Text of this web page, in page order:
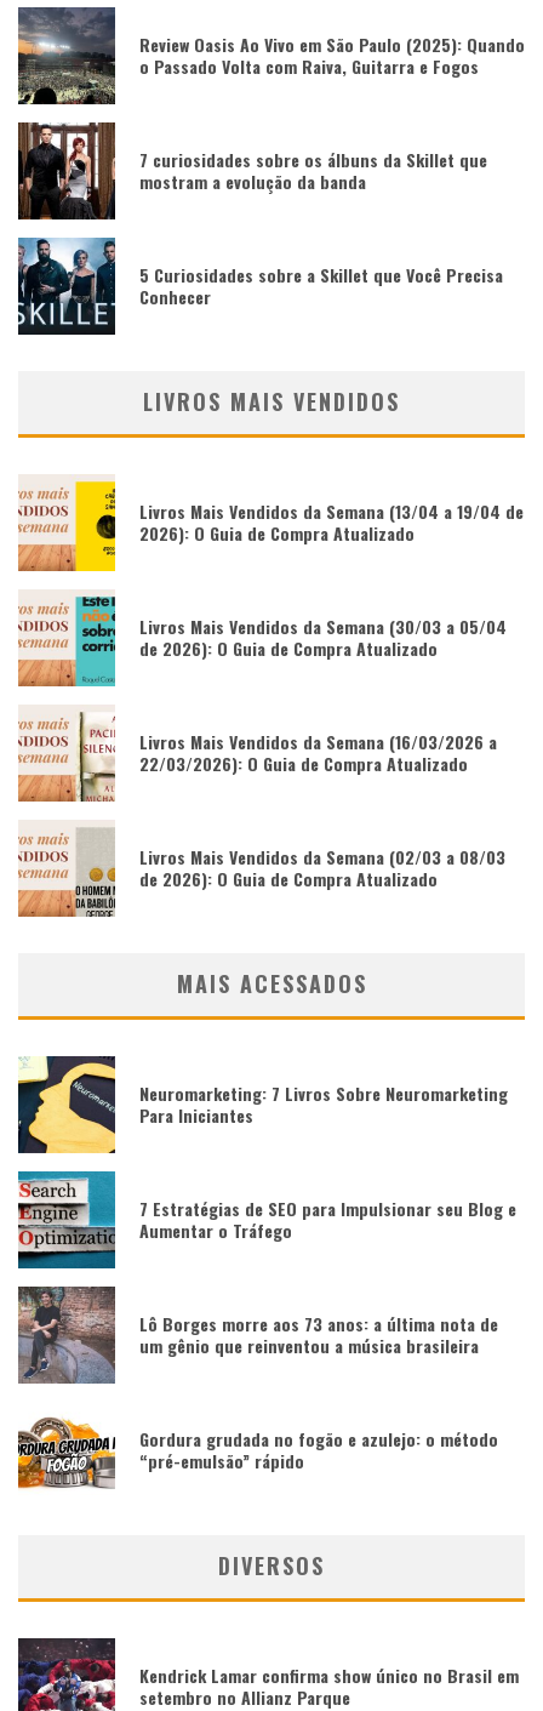
Review Oasis Ao Vivo em São Paulo (2025): Quando
o Passado Volta com Raiva, Guitarra e Fogos
7 curiosidades sobre os álbuns da Skillet que
mostram a evolução da banda
5 Curiosidades sobre a Skillet que Você Precisa
Conhecer
LIVROS MAIS VENDIDOS
Livros Mais Vendidos da Semana (13/04 a 19/04 de
2026): O Guia de Compra Atualizado
Livros Mais Vendidos da Semana (30/03 a 05/04
de 2026): O Guia de Compra Atualizado
Livros Mais Vendidos da Semana (16/03/2026 a
22/03/2026): O Guia de Compra Atualizado
Livros Mais Vendidos da Semana (02/03 a 08/03
de 2026): O Guia de Compra Atualizado
MAIS ACESSADOS
Neuromarketing: 7 Livros Sobre Neuromarketing
Para Iniciantes
7 Estratégias de SEO para Impulsionar seu Blog e
Aumentar o Tráfego
Lô Borges morre aos 73 anos: a última nota de
um gênio que reinventou a música brasileira
Gordura grudada no fogão e azulejo: o método
“pré-emulsão” rápido
DIVERSOS
Kendrick Lamar confirma show único no Brasil em
setembro no Allianz Parque